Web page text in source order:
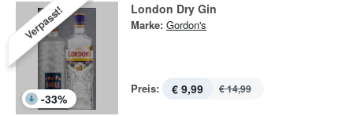
Verpasst!
-33%
London Dry Gin
Marke: Gordon's
Preis: € 9,99 € 14,99